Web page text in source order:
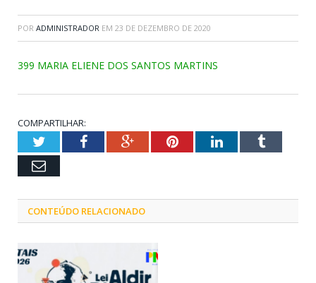
POR ADMINISTRADOR EM 23 DE DEZEMBRO DE 2020
399 MARIA ELIENE DOS SANTOS MARTINS
COMPARTILHAR:
TwitterFacebookGoogle+PinterestLinkedInTumblr
Email
CONTEÚDO RELACIONADO